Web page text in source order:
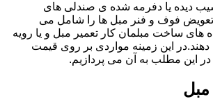
دیده یا دفرمه شده ی صندلی های
و تعویض فوف و فنر مبل ها را شامل می
های ساخت مبلمان کار تعمیر مبل و یا رویه
این زمینه مواردی بر روی قیمت
این مطلب به آن می پردازیم.
مبل